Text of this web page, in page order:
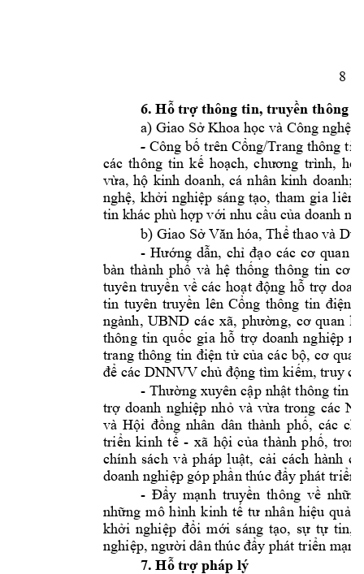
8
6. Hỗ trợ thông tin, truyền thông
a) Giao Sở Khoa học và Công nghệ
- Công bố trên Cổng/Trang thông tin
các thông tin kế hoạch, chương trình,
vừa, hộ kinh doanh, cá nhân kinh doanh;
nghệ, khởi nghiệp sáng tạo, tham gia liên
tin khác phù hợp với nhu cầu của doanh
b) Giao Sở Văn hóa, Thể thao và
- Hướng dẫn, chỉ đạo các cơ quan
bàn thành phố và hệ thống thông tin cơ
tuyên truyền về các hoạt động hỗ trợ
tin tuyên truyền lên Cổng thông tin điện
ngành, UBND các xã, phường, cơ quan
thông tin quốc gia hỗ trợ doanh nghiệp
trang thông tin điện tử của các bộ, cơ
để các DNNVV chủ động tìm kiếm, truy
- Thường xuyên cập nhật thông tin
trợ doanh nghiệp nhỏ và vừa trong các
và Hội đồng nhân dân thành phố, các
triển kinh tế - xã hội của thành phố,
chính sách và pháp luật, cải cách hành
doanh nghiệp góp phần thúc đẩy phát triển
- Đẩy mạnh truyền thông về
những mô hình kinh tế tư nhân hiệu quả
khởi nghiệp đổi mới sáng tạo, sự tự tin,
nghiệp, người dân thúc đẩy phát triển
7. Hỗ trợ pháp lý